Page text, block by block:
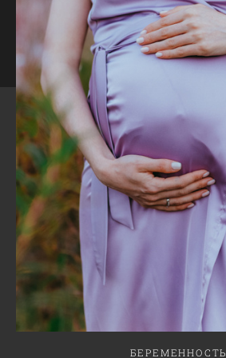
БЕРЕМЕННОСТЬ